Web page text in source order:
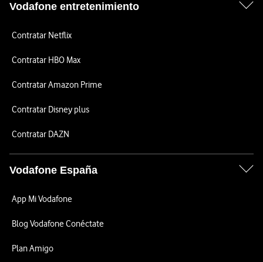
Vodafone entretenimiento
Contratar Netflix
Contratar HBO Max
Contratar Amazon Prime
Contratar Disney plus
Contratar DAZN
Vodafone España
App Mi Vodafone
Blog Vodafone Conéctate
Plan Amigo